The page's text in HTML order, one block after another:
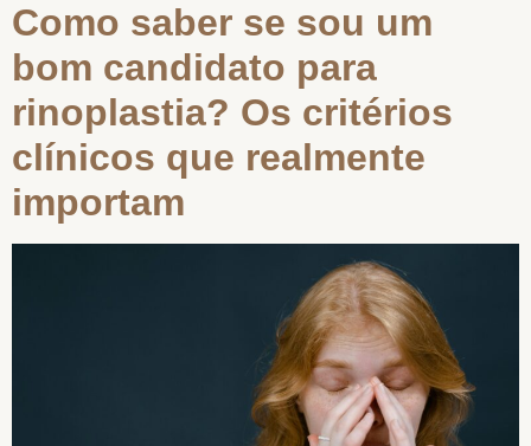
Como saber se sou um
bom candidato para
rinoplastia? Os critérios
clínicos que realmente
importam